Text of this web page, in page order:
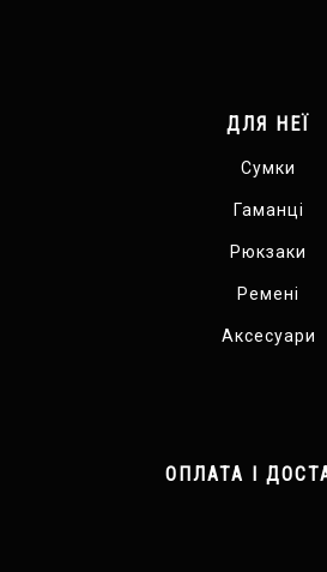
ДЛЯ НЕЇ
Сумки
Гаманці
Рюкзаки
Ремені
Аксесуари
ОПЛАТА І